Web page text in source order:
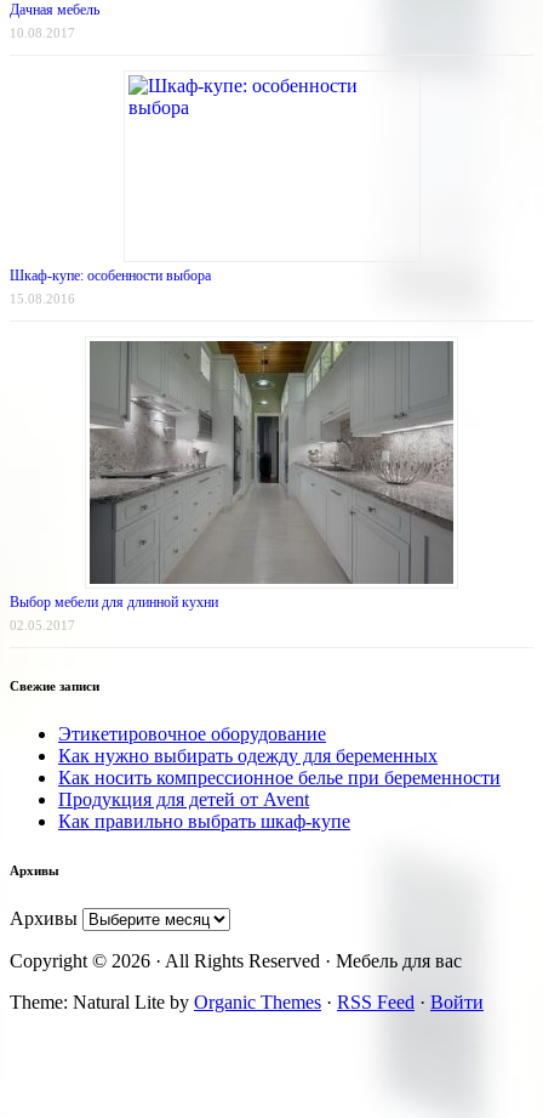
Дачная мебель
10.08.2017
Шкаф-купе: особенности выбора
15.08.2016
Выбор мебели для длинной кухни
02.05.2017
Свежие записи
Этикетировочное оборудование
Как нужно выбирать одежду для беременных
Как носить компрессионное белье при беременности
Продукция для детей от Avent
Как правильно выбрать шкаф-купе
Архивы
Архивы
Copyright © 2026 · All Rights Reserved · Мебель для вас
Theme: Natural Lite by Organic Themes · RSS Feed · Войти